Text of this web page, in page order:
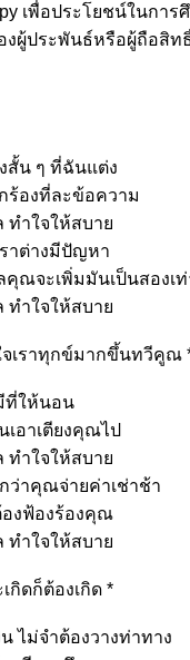
เพื่อประโยชน์ในการ
งผู้ประพันธ์หรือผู้ถือสิท
สั้น ๆ ที่ฉันแต่ง
ร้องที่ละข้อความ
ทำใจให้สบา
าต่างมีปัญหา
จะเพิ่มมันเป็นสองเท่
ทำใจให้สบา
จเราทุกข์มากขึ้นทวีคูณ
ที่ให้นอน
อาเตียงคุณไป
ทำใจให้สบา
ว่าคุณจ่ายค่าเช่าช้า
องฟ้องร้องคุณ
ทำใจให้สบา
กิดก็ต้องเกิด *
ไม่จำต้องวางท่าทาง